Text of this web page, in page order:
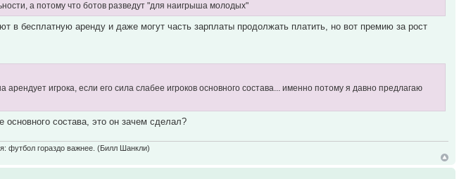
а потому что ботов разведут "для наигрыша молодых"
в бесплатную аренду и даже могут часть зарплаты продолжать платить, но вот премию за рост
игрока, если его сила слабее игроков основного состава... именно потому я давно предлагаю
состава, это он зачем сделал?
футбол гораздо важнее. (Билл Шанкли)